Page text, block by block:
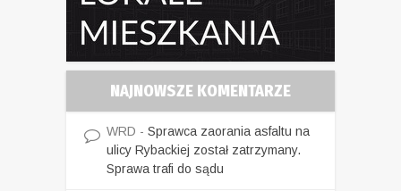
NAJNOWSZE KOMENTARZE
WRD - Sprawca zaorania asfaltu na
ulicy Rybackiej został zatrzymany.
Sprawa trafi do sądu